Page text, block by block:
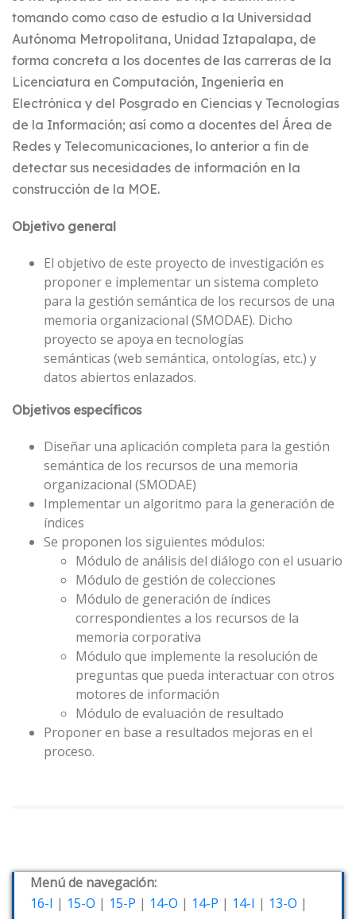
tomando como caso de estudio a la Universidad
Autónoma Metropolitana, Unidad Iztapalapa, de
forma concreta a los docentes de las carreras de la
Licenciatura en Computación, Ingeniería en
Electrónica y del Posgrado en Ciencias y Tecnologías
de la Información; así como a docentes del Área de
Redes y Telecomunicaciones, lo anterior a fin de
detectar sus necesidades de información en la
construcción de la MOE.
Objetivo general
El objetivo de este proyecto de investigación es
proponer e implementar un sistema completo
para la gestión semántica de los recursos de una
memoria organizacional (SMODAE). Dicho
proyecto se apoya en tecnologías
semánticas (web semántica, ontologías, etc.) y
datos abiertos enlazados.
Objetivos específicos
Diseñar una aplicación completa para la gestión
semántica de los recursos de una memoria
organizacional (SMODAE)
Implementar un algoritmo para la generación de
índices
Se proponen los siguientes módulos:
Módulo de análisis del diálogo con el usuario
Módulo de gestión de colecciones
Módulo de generación de índices
correspondientes a los recursos de la
memoria corporativa
Módulo que implemente la resolución de
preguntas que pueda interactuar con otros
motores de información
Módulo de evaluación de resultado
Proponer en base a resultados mejoras en el
proceso.
Menú de navegación:
16-I | 15-O | 15-P | 14-O | 14-P | 14-I | 13-O |